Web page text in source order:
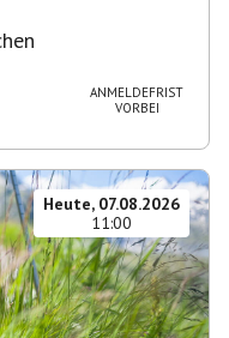
ANMELDEFRIST
VORBEI
Heute, 07.08.2026
11:00